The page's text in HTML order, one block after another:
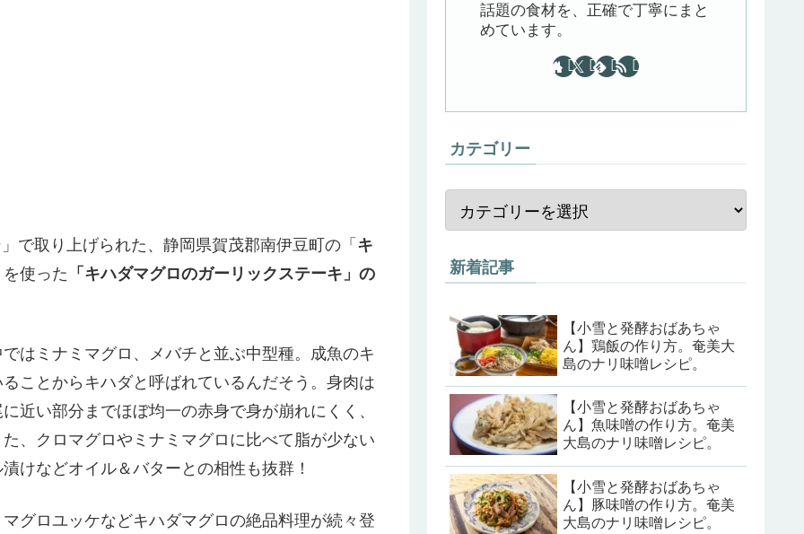
で取り上げられた、静岡県賀茂郡南伊豆町の「 キ
を使った 「キハダマグロのガーリックステーキ」の
はミナミマグロ、メバチと並ぶ中型種。成魚のキ
ことからキハダと呼ばれているんだそう。身肉は
近い部分までほぼ均一の赤身で身が崩れにくく、
、クロマグロやミナミマグロに比べて脂が少ない
けなどオイル＆バターとの相性も抜群！
グロユッケなどキハダマグロの絶品料理が続々登
話題の食材を、正確で丁寧にまと
めています。
カテゴリー
新着記事
【小雪と発酵おばあちゃ
ん】鶏飯の作り方。奄美大
島のナリ味噌レシピ。
【小雪と発酵おばあちゃ
ん】魚味噌の作り方。奄美
大島のナリ味噌レシピ。
【小雪と発酵おばあちゃ
ん】豚味噌の作り方。奄美
大島のナリ味噌レシピ。